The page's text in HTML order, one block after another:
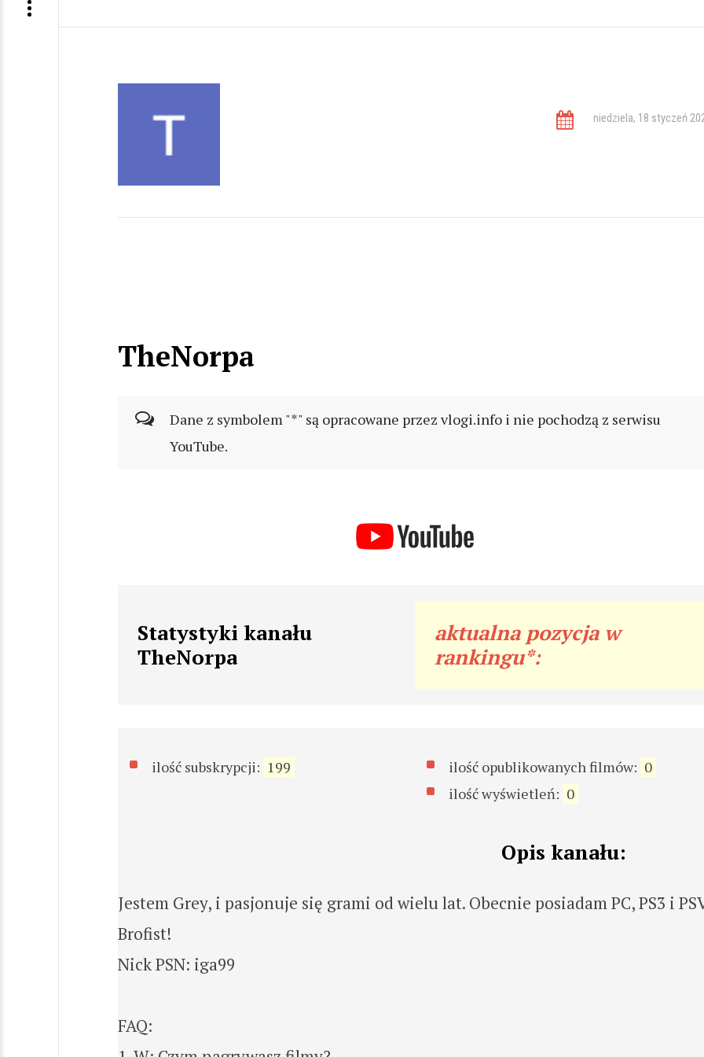
niedziela, 18 styczeń
TheNorpa
Dane z symbolem "*" są opracowane przez vlogi.info i nie pochodzą z serwisu
YouTube.
Statystyki kanału
TheNorpa
aktualna pozycja w
rankingu*:
ilość subskrypcji: 199 ilość opublikowanych filmów: 0
ilość wyświetleń: 0
Opis kanału:
Jestem Grey, i pasjonuje się grami od wielu lat. Obecnie posiadam PC, PS3 i
Brofist!
Nick PSN: iga99
FAQ: